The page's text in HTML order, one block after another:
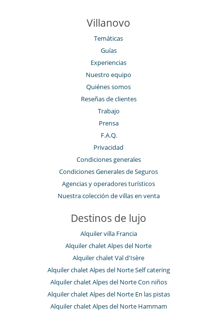
Villanovo
Temáticas
Guías
Experiencias
Nuestro equipo
Quiénes somos
Reseñas de clientes
Trabajo
Prensa
F.A.Q.
Privacidad
Condiciones generales
Condiciones Generales de Seguros
Agencias y operadores turísticos
Nuestra colección de villas en venta
Destinos de lujo
Alquiler villa Francia
Alquiler chalet Alpes del Norte
Alquiler chalet Val d'Isère
Alquiler chalet Alpes del Norte Self catering
Alquiler chalet Alpes del Norte Con niños
Alquiler chalet Alpes del Norte En las pistas
Alquiler chalet Alpes del Norte Hammam